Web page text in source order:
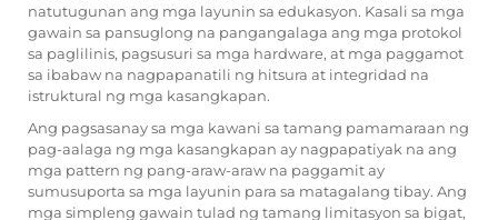
natutugunan ang mga layunin sa edukasyon. Kasali sa mga
gawain sa pansuglong na pangangalaga ang mga protokol
sa paglilinis, pagsusuri sa mga hardware, at mga paggamot
sa ibabaw na nagpapanatili ng hitsura at integridad na
istruktural ng mga kasangkapan.
Ang pagsasanay sa mga kawani sa tamang pamamaraan ng
pag-aalaga ng mga kasangkapan ay nagpapatiyak na ang
mga pattern ng pang-araw-araw na paggamit ay
sumusuporta sa mga layunin para sa matagalang tibay. Ang
mga simpleng gawain tulad ng tamang limitasyon sa bigat,